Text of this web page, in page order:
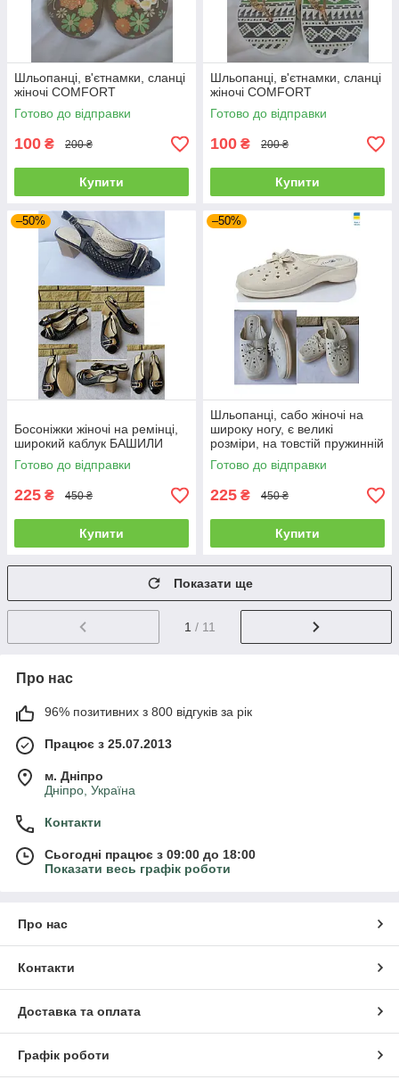
Шльопанці, в'єтнамки, сланці
жіночі COMFORT
Готово до відправки
100 ₴ 200 ₴
Купити
Шльопанці, в'єтнамки, сланці
жіночі COMFORT
Готово до відправки
100 ₴ 200 ₴
Купити
–50%
Босоніжки жіночі на ремінці,
широкий каблук БАШИЛИ
Готово до відправки
225 ₴ 450 ₴
Купити
–50%
Шльопанці, сабо жіночі на
широку ногу, є великі
розміри, на товстій пружинній
підошві DUAL, Україна
Готово до відправки
225 ₴ 450 ₴
Купити
Показати ще
1 / 11
Про нас
96% позитивних з 800 відгуків за рік
Працює з 25.07.2013
м. Дніпро
Дніпро, Україна
Контакти
Сьогодні працює з 09:00 до 18:00
Показати весь графік роботи
Про нас
Контакти
Доставка та оплата
Графік роботи